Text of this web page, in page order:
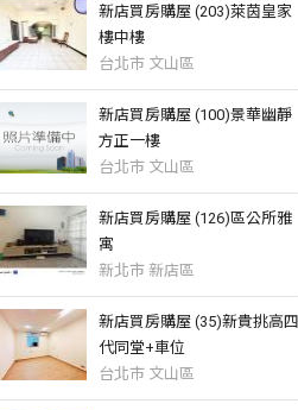
新店買房購屋 (203)萊茵皇家
樓中樓
台北市 文山區
新店買房購屋 (100)景華幽靜
方正一樓
台北市 文山區
新店買房購屋 (126)區公所雅
寓
新北市 新店區
新店買房購屋 (35)新貴挑高四
代同堂+車位
台北市 文山區